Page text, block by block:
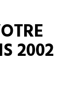
2002